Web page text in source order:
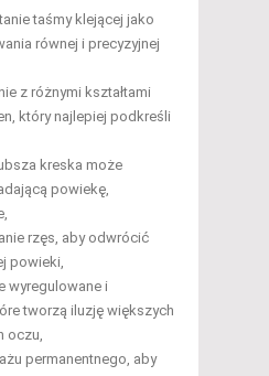
taśmy klejącej jako
równej i precyzyjnej
z różnymi kształtami
który najlepiej podkreśli
kreska może
powiekę,
rzęs, aby odwrócić
powieki,
wyregulowane i
tworzą iluzję większych
oczu,
permanentnego, aby